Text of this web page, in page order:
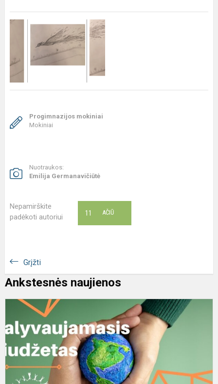
Progimnazijos mokiniai
Mokiniai
Nuotraukos:
Emilija Germanavičiūtė
Nepamirškite
padėkoti autoriui
AČIŪ
11
Grįžti
Ankstesnės naujienos